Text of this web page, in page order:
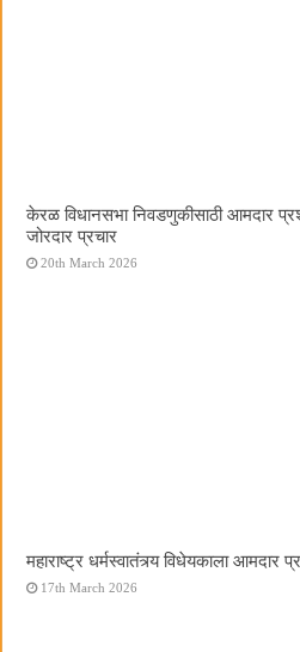
केरळ विधानसभा निवडणुकीसाठी आमदार
जोरदार प्रचार
20th March 2026
महाराष्ट्र धर्मस्वातंत्र्य विधेयकाला आमदार
17th March 2026